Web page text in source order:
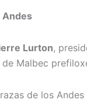
Andes
Lurton,
Malbec
de los